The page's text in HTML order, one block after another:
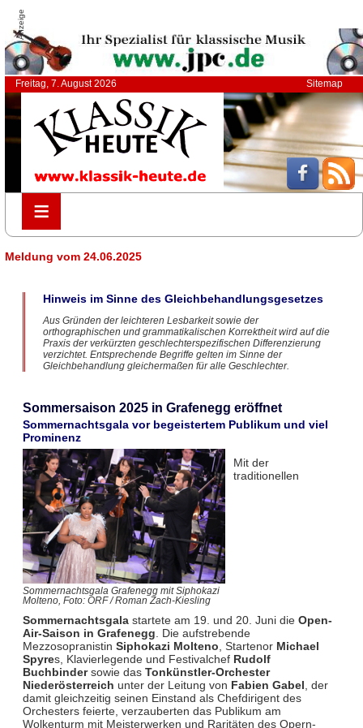
Anzeige
Freitag, 7. August 2026 Sitemap
≡
≡
Meldung vom 24.06.2025
Hinweis im Sinne des Gleichbehandlungsgesetzes
Aus Gründen der leichteren Lesbarkeit sowie der
orthographischen und grammatikalischen Korrektheit wird auf die
Praxis der verkürzten geschlechterspezifischen Differenzierung
verzichtet. Entsprechende Begriffe gelten im Sinne der
Gleichbehandlung gleichermaßen für alle Geschlechter.
Sommersaison 2025 in Grafenegg eröffnet
Sommernachtsgala vor begeistertem Publikum und viel
Prominenz
Sommernachtsgala Grafenegg mit Siphokazi
Molteno, Foto: ORF / Roman Zach-Kiesling
Mit der
traditionellen
Sommernachtsgalastartete am 19. und 20. Juni die Open-
Air-Saison in Grafenegg . Die aufstrebende
Mezzosopranistin Siphokazi Molteno , Startenor Michael
Spyres, Klavierlegende und Festivalchef Rudolf
Buchbindersowie das Tonkünstler-Orchester
Niederösterreich unter der Leitung von Fabien Gabel , der
damit gleichzeitig seinen Einstand als Chefdirigent des
Orchesters feierte, verzauberten das Publikum am
Wolkenturm mit Meisterwerken und Raritäten des Opern-